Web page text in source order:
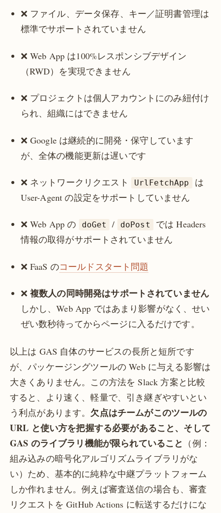
❌ ファイル、データ保存、キー／証明書管理は
標準でサポートされていません
❌ Web App は100%レスポンシブデザイン
（RWD）を実現できません
❌ プロジェクトは個人アカウントにのみ紐付け
られ、組織にはできません
❌ Google は継続的に開発・保守しています
が、全体の機能更新は遅いです
❌ ネットワークリクエスト UrlFetchApp
は
User-Agent の設定をサポートしていません
❌ Web App の doGet / doPost
では Headers
情報の取得がサポートされていません
❌ FaaS のコールドスタート問題
❌ 複数人の同時開発はサポートされていません
しかし、Web App ではあまり影響がなく、せい
ぜい数秒待ってからページに入るだけです。
以上は GAS 自体のサービスの長所と短所です
が、パッケージングツールの Web に与える影響は
大きくありません。この方法を Slack 方案と比較
すると、より速く、軽量で、引き継ぎやすいとい
う利点があります。 欠点はチームがこのツールの
URL と使い方を把握する必要があること、そして
GAS のライブラリ機能が限られていること （例：
組み込みの暗号化アルゴリズムライブラリがな
い）ため、基本的に純粋な中継プラットフォーム
しか作れません。例えば審査送信の場合も、審査
リクエストを GitHub Actions に転送するだけにな